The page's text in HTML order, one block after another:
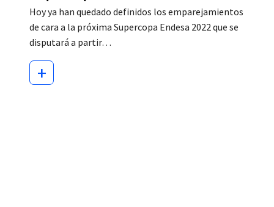
Hoy ya han quedado definidos los emparejamientos
de cara a la próxima Supercopa Endesa 2022 que se
disputará a partir…
+